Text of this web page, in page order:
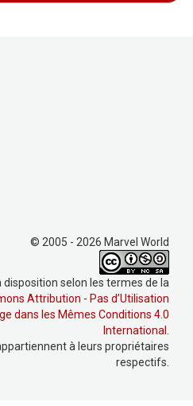
© 2005 - 2026 Marvel World
disposition selon les termes de la
Attribution - Pas d’Utilisation
dans les Mêmes Conditions 4.0
International .
à leurs propriétaires
respectifs.